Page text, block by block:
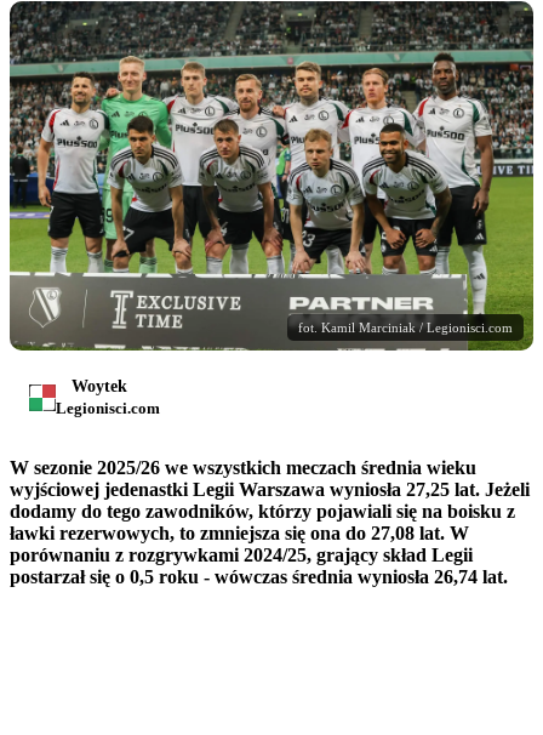
fot. Kamil Marciniak / Legionisci.com
Woytek
Legionisci.com
W sezonie 2025/26 we wszystkich meczach średnia wieku
wyjściowej jedenastki Legii Warszawa wyniosła 27,25 lat. Jeżeli
dodamy do tego zawodników, którzy pojawiali się na boisku z
ławki rezerwowych, to zmniejsza się ona do 27,08 lat. W
porównaniu z rozgrywkami 2024/25, grający skład Legii
postarzał się o 0,5 roku - wówczas średnia wyniosła 26,74 lat.